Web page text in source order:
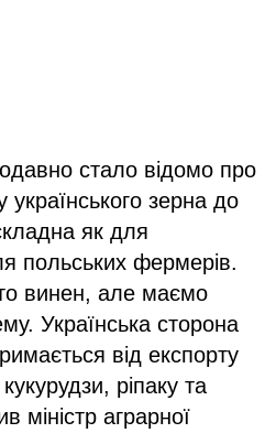
стало відомо про
українського зерна до
як для
польських фермерів.
винен, але маємо
Українська сторона
від експорту
ріпаку та
міністр аграрної